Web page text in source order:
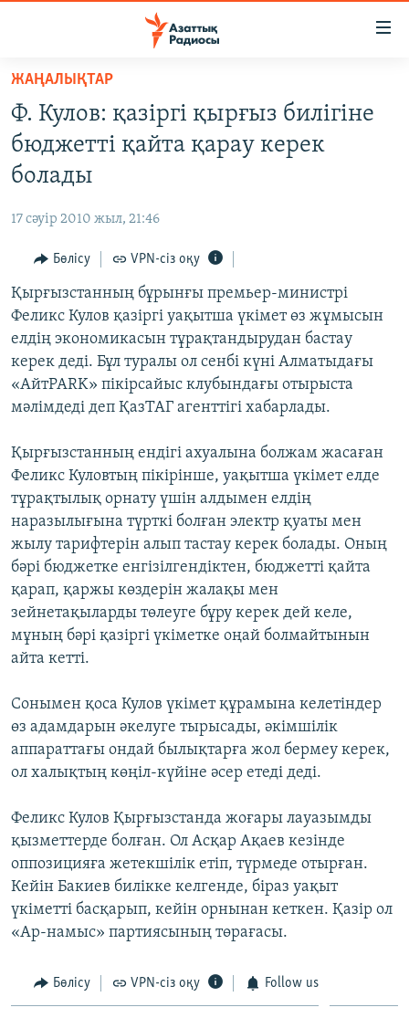
Skip
main
content
Skip
main
Navigation
Search
САЯСАТ
AZATTYQTV
АДАМ ҚҰҚЫҚТАРЫ
ӘЛЕУМЕТ
ӘЛЕМ
АРНАЙЫ ЖОБАЛАР
Русский
Басқа тілдерде
ЖАҢАЛЫҚТАР
Ф. Кулов: қазіргі қырғыз билігіне
бюджетті қайта қарау керек
болады
17 сәуір 2010 жыл, 21:46
Бөлісу VPN-сіз оқу
Қырғызстанның бұрынғы премьер-министрі
Феликс Кулов қазіргі уақытша үкімет өз жұмысын
елдің экономикасын тұрақтандырудан бастау
керек деді. Бұл туралы ол сенбі күні Алматыдағы
«АйтPARK» пікірсайыс клубындағы отырыста
мәлімдеді деп ҚазТАГ агенттігі хабарлады.
Қырғызстанның ендігі ахуалына болжам жасаған
Феликс Куловтың пікірінше, уақытша үкімет елде
тұрақтылық орнату үшін алдымен елдің
наразылығына түрткі болған электр қуаты мен
жылу тарифтерін алып тастау керек болады. Оның
бәрі бюджетке енгізілгендіктен, бюджетті қайта
қарап, қаржы көздерін жалақы мен
зейнетақыларды төлеуге бұру керек дей келе,
мұның бәрі қазіргі үкіметке оңай болмайтынын
айта кетті.
Сонымен қоса Кулов үкімет құрамына келетіндер
өз адамдарын әкелуге тырысады, әкімшілік
аппараттағы ондай былықтарға жол бермеу керек,
ол халықтың көңіл-күйіне әсер етеді деді.
Феликс Кулов Қырғызстанда жоғары лауазымды
қызметтерде болған. Ол Асқар Ақаев кезінде
оппозицияға жетекшілік етіп, түрмеде отырған.
Кейін Бакиев билікке келгенде, біраз уақыт
үкіметті басқарып, кейін орнынан кеткен. Қазір ол
«Ар-намыс» партиясының төрағасы.
Бөлісу VPN-сіз оқу Follow us